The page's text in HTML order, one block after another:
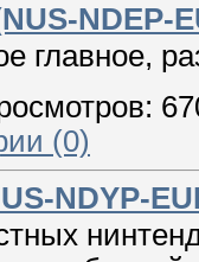
NDEP-
главное,
(0)
NDYP-